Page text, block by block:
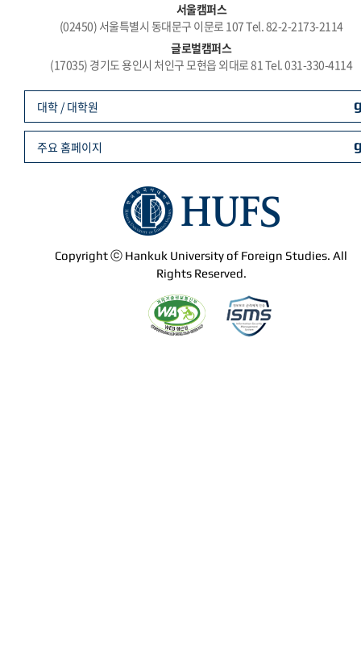
서울캠퍼스
(02450) 서울특별시 동대문구 이문로 107 Tel. 82-2-2173-2114
글로벌캠퍼스
(17035) 경기도 용인시 처인구 모현읍 외대로 81 Tel. 031-330-4114
Copyright ⓒ Hankuk University of Foreign Studies. All
Rights Reserved.
대학 / 대학원
주요 홈페이지